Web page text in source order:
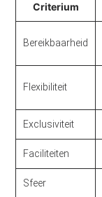
Criterium
Bereikbaarheid
Flexibiliteit
Exclusiviteit
Faciliteiten
Sfeer